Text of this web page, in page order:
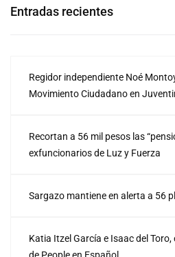
Entradas recientes
Regidor independiente Noé
Movimiento Ciudadano en
Recortan a 56 mil pesos las
exfuncionarios de Luz y Fuerza
Sargazo mantiene en alerta a 56
Katia Itzel García e Isaac del Toro,